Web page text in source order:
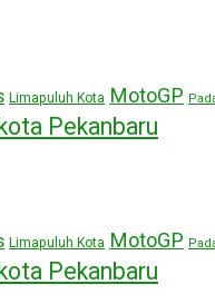
Limapuluh Kota MotoGP
Pekanbaru
Limapuluh Kota MotoGP
Pekanbaru